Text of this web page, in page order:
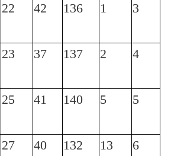
22 42 136 1 3
23 37 137 2 4
25 41 140 5 5
27 40 132 13 6